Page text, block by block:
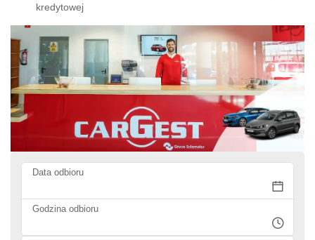
kredytowej
Data odbioru
Godzina odbioru